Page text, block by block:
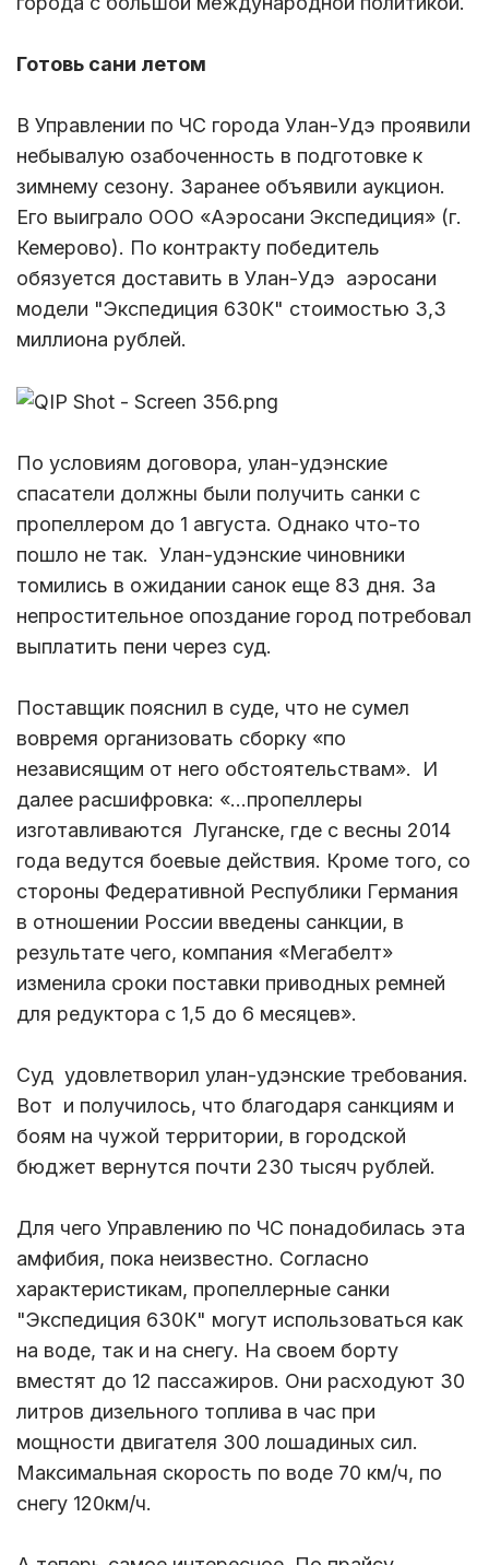
Готовь сани летом
В Управлении по ЧС города Улан-Удэ проявили
небывалую озабоченность в подготовке к
зимнему сезону. Заранее объявили аукцион.
Его выиграло ООО «Аэросани Экспедиция» (г.
Кемерово). По контракту победитель
обязуется доставить в Улан-Удэ аэросани
модели "Экспедиция 630К" стоимостью 3,3
миллиона рублей.
По условиям договора, улан-удэнские
спасатели должны были получить санки с
пропеллером до 1 августа. Однако что-то
пошло не так. Улан-удэнские чиновники
томились в ожидании санок еще 83 дня. За
непростительное опоздание город потребовал
выплатить пени через суд.
Поставщик пояснил в суде, что не сумел
вовремя организовать сборку «по
независящим от него обстоятельствам». И
далее расшифровка: «…пропеллеры
изготавливаются Луганске, где с весны 2014
года ведутся боевые действия. Кроме того, со
стороны Федеративной Республики Германия
в отношении России введены санкции, в
результате чего, компания «Мегабелт»
изменила сроки поставки приводных ремней
для редуктора с 1,5 до 6 месяцев».
Суд удовлетворил улан-удэнские требования.
Вот и получилось, что благодаря санкциям и
боям на чужой территории, в городской
бюджет вернутся почти 230 тысяч рублей.
Для чего Управлению по ЧС понадобилась эта
амфибия, пока неизвестно. Согласно
характеристикам, пропеллерные санки
"Экспедиция 630К" могут использоваться как
на воде, так и на снегу. На своем борту
вместят до 12 пассажиров. Они расходуют 30
литров дизельного топлива в час при
мощности двигателя 300 лошадиных сил.
Максимальная скорость по воде 70 км/ч, по
снегу 120км/ч.